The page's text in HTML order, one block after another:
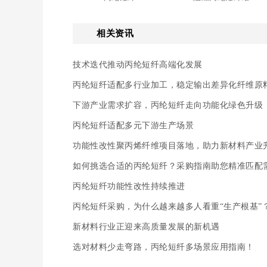
相关资讯
技术迭代推动丙纶短纤高端化发展
丙纶短纤适配多行业加工，稳定输出差异化纤维原
下游产业需求扩容，丙纶短纤走向功能化绿色升级
丙纶短纤适配多元下游生产场景
功能性改性聚丙烯纤维项目落地，助力新材料产业
如何挑选合适的丙纶短纤？采购指南助您精准匹配
丙纶短纤功能性改性持续推进
丙纶短纤采购，为什么越来越多人看重“生产根基”
新材料行业正迎来高质量发展的新机遇
选对材料少走弯路，丙纶短纤多场景应用指南！